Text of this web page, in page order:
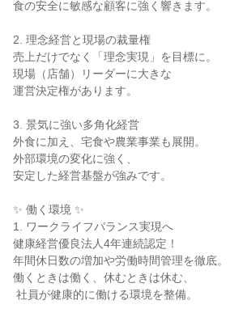
食の安全に敏感な顧客に強く響きます。
2. 理念経営と現場の裁量権
売上だけでなく「理念実現」を目標に。
現場（店舗）リーダーに大きな
運営決定権があります。
3. 景気に強い多角化経営
外食に加え、宅食や農業事業も展開。
外部環境の変化に強く、
安定した経営基盤が強みです。
✨ 働く環境 ✨
1. ワークライフバランス実現へ
健康経営優良法人4年連続認定！
年間休日数の増加や労働時間管理を徹底。
働くときは働く、休むときは休む、